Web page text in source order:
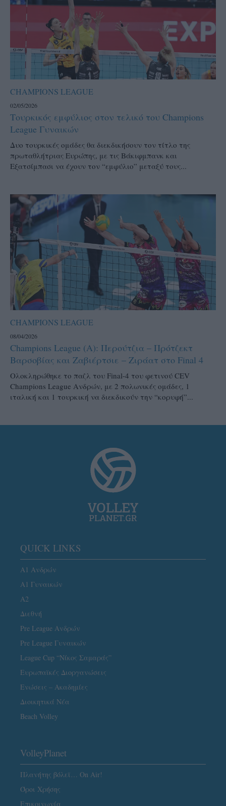
CHAMPIONS LEAGUE
02/05/2026
Τουρκικός εμφύλιος στον τελικό του Champions
League Γυναικών
Δυο τουρκικές ομάδες θα διεκδικήσουν τον τίτλο της
πρωταθλήτριας Ευρώπης, με τις Βάκιφμπανκ και
Εξατσίμπασι να έχουν τον “εμφύλιο” μεταξύ τους...
CHAMPIONS LEAGUE
08/04/2026
Champions League (Α): Περούτζια – Πρότζεκτ
Βαρσοβίας και Ζαβιέρτσιε – Ζιράατ στο Final 4
Ολοκληρώθηκε το παζλ του Final-4 του φετινού CEV
Champions League Ανδρών, με 2 πολωνικές ομάδες, 1
ιταλική και 1 τουρκική να διεκδικούν την “κορυφή”...
QUICK LINKS
Α1 Ανδρών
Α1 Γυναικών
A2
Διεθνή
Pre League Ανδρών
Pre League Γυναικών
League Cup “Νίκος Σαμαράς”
Ευρωπαϊκές Διοργανώσεις
Ενώσεις – Ακαδημίες
Διοικητικά Νέα
Beach Volley
VolleyPlanet
Πλανήτης βόλεϊ… On Air!
Όροι Χρήσης
Επικοινωνία